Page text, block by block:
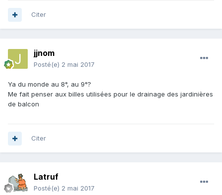
Citer
jjnom
Posté(e) 2 mai 2017
Ya du monde au 8°, au 9°?
Me fait penser aux billes utilisées pour le drainage des jardinières
de balcon
Citer
Latruf
Posté(e) 2 mai 2017